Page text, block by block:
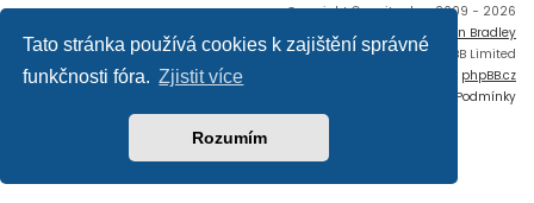
Tato stránka používá cookies k zajištění správné
funkčnosti fóra. Zjistit více
Rozumím
Copyright © mujtank.cz 2009 - 2026
Flat Style by
Ian Bradley
Založeno naphpBB® Forum Software © phpBB Limited
phpBB.cz
Podmínky